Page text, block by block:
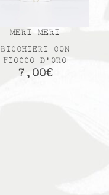
MERI MERI
BICCHIERI CON
FIOCCO D’ORO
7,00€